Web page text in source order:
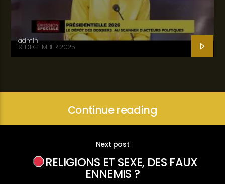
admin
9 DECEMBER 2025
Continue reading
Next post
RELIGIONS ET SEXE, DES FAUX
ENNEMIS ?